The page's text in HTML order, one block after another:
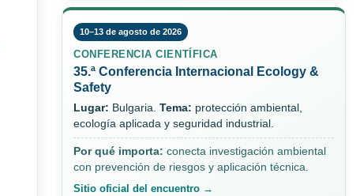
10–13 de agosto de 2026
CONFERENCIA CIENTÍFICA
35.ª Conferencia Internacional Ecology &
Safety
Lugar: Bulgaria. Tema: protección ambiental,
ecología aplicada y seguridad industrial.
Por qué importa: conecta investigación ambiental
con prevención de riesgos y aplicación técnica.
Sitio oficial del encuentro →